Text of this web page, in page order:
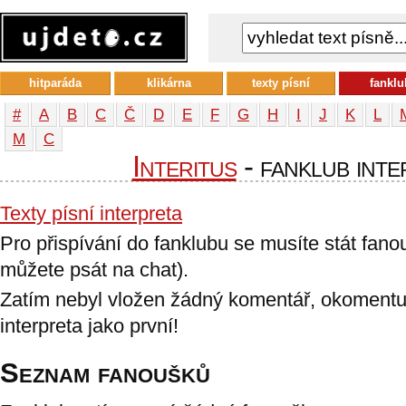
# A B C Č D E F G H I J K L
М
С
Interitus- fanklub
Texty písní interpreta
Pro přispívání do fanklubu se musíte stát
můžete psát na chat).
Zatím nebyl vložen žádný komentář,
interpreta jako první!
Seznam fanoušků
hitparáda klikárna texty písní